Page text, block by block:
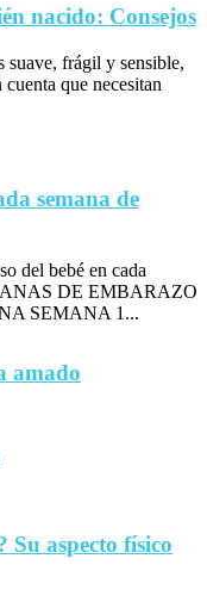
nacido: Consejos
suave, frágil y sensible,
que necesitan
semana de
del bebé en cada
DE EMBARAZO
SEMANA 1...
amado
Su aspecto físico